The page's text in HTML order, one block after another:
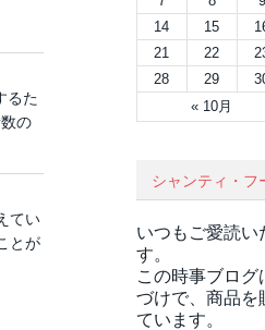
るた
の
てい
とが
« 10月
14
15
21
22
28
29
シャンティ・フ
いつもご愛読い
す。
この時事ブロ
づけで、商品を
ています。